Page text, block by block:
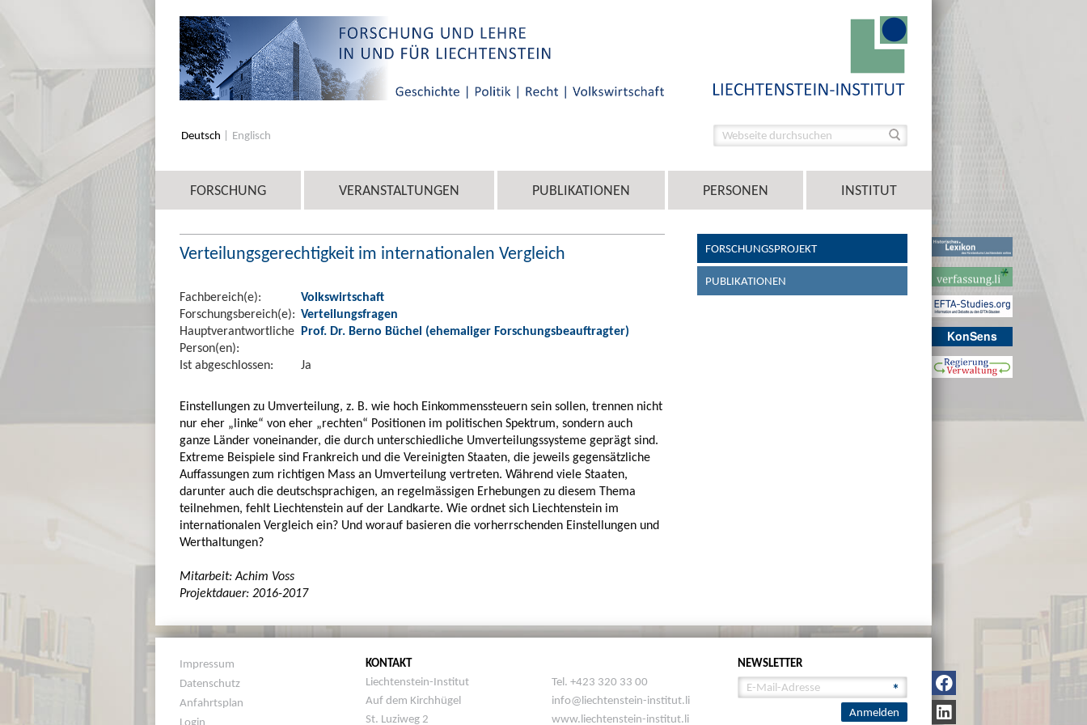
KonSens
Deutsch Englisch
FORSCHUNG VERANSTALTUNGEN PUBLIKATIONEN PERSONEN INSTITUT
Verteilungsgerechtigkeit im internationalen Vergleich
Fachbereich(e):
Volkswirtschaft
Forschungsbereich(e): Verteilungsfragen
Hauptverantwortliche
Person(en):
Prof. Dr. Berno Büchel (ehemaliger Forschungsbeauftragter)
Ist abgeschlossen: Ja
Einstellungen zu Umverteilung, z. B. wie hoch Einkommenssteuern sein sollen, trennen nicht
nur eher „linke“ von eher „rechten“ Positionen im politischen Spektrum, sondern auch
ganze Länder voneinander, die durch unterschiedliche Umverteilungssysteme geprägt sind.
Extreme Beispiele sind Frankreich und die Vereinigten Staaten, die jeweils gegensätzliche
Auffassungen zum richtigen Mass an Umverteilung vertreten. Während viele Staaten,
darunter auch die deutschsprachigen, an regelmässigen Erhebungen zu diesem Thema
teilnehmen, fehlt Liechtenstein auf der Landkarte. Wie ordnet sich Liechtenstein im
internationalen Vergleich ein? Und worauf basieren die vorherrschenden Einstellungen und
Werthaltungen?
Mitarbeit: Achim Voss
Projektdauer: 2016-2017
FORSCHUNGSPROJEKT
PUBLIKATIONEN
Impressum
Datenschutz
Anfahrtsplan
Login
KONTAKT
Liechtenstein-Institut
Auf dem Kirchhügel
St. Luziweg 2
Tel. +423 320 33 00
info@liechtenstein-institut.li
www.liechtenstein-institut.li
NEWSLETTER